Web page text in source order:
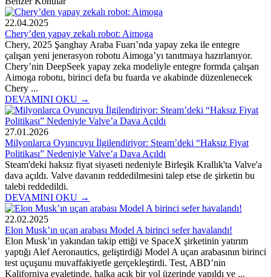
22.04.2025
Chery’den yapay zekalı robot: Aimoga
Chery, 2025 Şanghay Araba Fuarı’nda yapay zeka ile entegre
çalışan yeni jenerasyon robotu Aimoga’yı tanıtmaya hazırlanıyor.
Chery’nin DeepSeek yapay zeka modeliyle entegre formda çalışan
Aimoga robotu, birinci defa bu fuarda ve akabinde düzenlenecek
Chery ...
DEVAMINI OKU →
27.01.2026
Milyonlarca Oyuncuyu İlgilendiriyor: Steam’deki “Haksız Fiyat
Politikası” Nedeniyle Valve’a Dava Açıldı
Steam'deki haksız fiyat siyaseti nedeniyle Birleşik Krallık'ta Valve'a
dava açıldı. Valve davanın reddedilmesini talep etse de şirketin bu
talebi reddedildi.
DEVAMINI OKU →
22.02.2025
Elon Musk’ın uçan arabası Model A birinci sefer havalandı!
Elon Musk’ın yakından takip ettiği ve SpaceX şirketinin yatırım
yaptığı Alef Aeronautics, geliştirdiği Model A uçan arabasının birinci
test uçuşunu muvaffakiyetle gerçekleştirdi. Test, ABD’nin
Kaliforniya eyaletinde, halka açık bir yol üzerinde yapıldı ve ...